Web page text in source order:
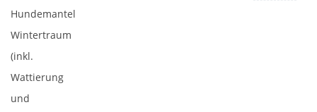
Hundemantel
Wintertraum
(inkl.
Wattierung
und